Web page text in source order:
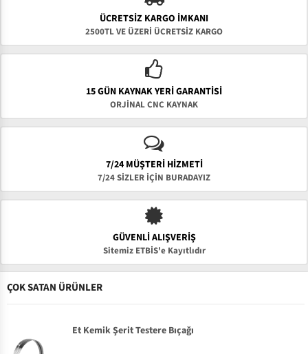
ÜCRETSIZ KARGO İMKANI
2500TL VE ÜZERİ ÜCRETSİZ KARGO
15 GÜN KAYNAK YERI GARANTISI
ORJİNAL CNC KAYNAK
7/24 MÜŞTERİ HİZMETİ
7/24 SİZLER İÇİN BURADAYIZ
GÜVENLI ALIŞVERIŞ
Sitemiz ETBİS'e Kayıtlıdır
ÇOK SATAN ÜRÜNLER
Et Kemik Şerit Testere Bıçağı